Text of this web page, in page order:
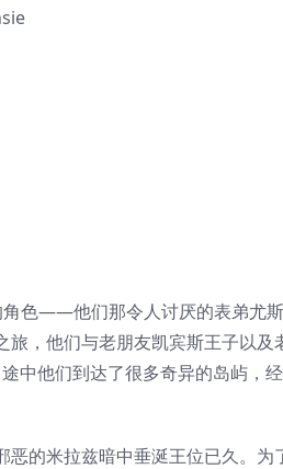
角色——他们那令人讨厌的表弟尤
，他们与老朋友凯宾斯王子以及
中他们到达了很多奇异的岛屿，
的米拉兹暗中垂涎王位已久。为